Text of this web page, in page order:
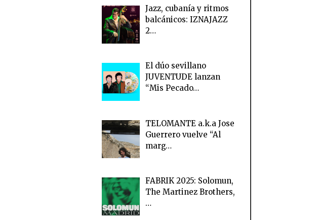
Jazz, cubanía y ritmos
balcánicos: IZNAJAZZ
2…
El dúo sevillano
JUVENTUDE lanzan
“Mis Pecado…
TELOMANTE a.k.a Jose
Guerrero vuelve “Al
marg…
FABRIK 2025: Solomun,
The Martinez Brothers,
…